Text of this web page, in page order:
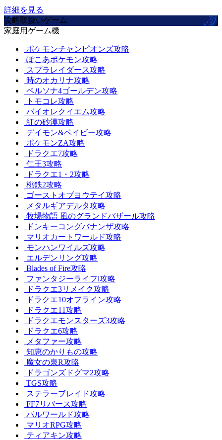
詳細を見る
攻略取扱いゲーム
家庭用ゲーム機
ポケモンチャンピオンズ攻略
ぽこあポケモン攻略
スプラレイダース攻略
時のオカリナ攻略
ペルソナ4ゴールデン攻略
トモコレ攻略
バイオレクイエム攻略
紅の砂漠攻略
デイモン&ベイビー攻略
ポケモンZA攻略
ドラクエ7攻略
仁王3攻略
ドラクエ1・2攻略
桃鉄2攻略
ゴーストオブヨウテイ攻略
メタルギアデルタ攻略
牧場物語 風のグランドバザール攻略
ドンキーコングバナンザ攻略
マリオカートワールド攻略
モンハンワイルズ攻略
エルデンリング攻略
Blades of Fire攻略
ファンタジーライフi攻略
ドラクエ3リメイク攻略
ドラクエ10オフライン攻略
ドラクエ11攻略
ドラクエモンスターズ3攻略
ドラクエ6攻略
メタファー攻略
知恵のかりもの攻略
魔女の泉R攻略
ドラゴンズドグマ2攻略
TGS攻略
ステラーブレイド攻略
FF7リバース攻略
パルワールド攻略
マリオRPG攻略
ティアキン攻略